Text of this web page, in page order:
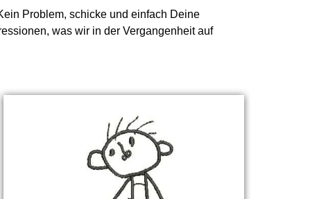
Problem, schicke und einfach Deine
was wir in der Vergangenheit auf